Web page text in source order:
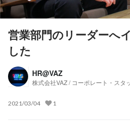
営業部門のリーダーへ
した
HR@VAZ
株式会社VAZ / コーポレート・スタ
2021/03/04 1